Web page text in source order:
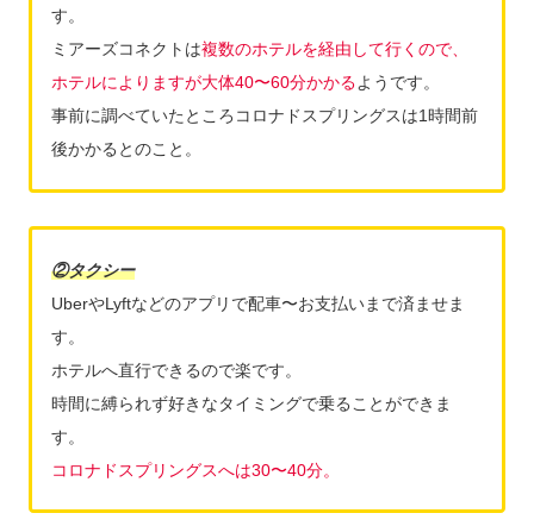
す。
ミアーズコネクトは複数のホテルを経由して行くので、
ホテルによりますが大体40〜60分かかるようです。
事前に調べていたところコロナドスプリングスは1時間前
後かかるとのこと。
②タクシー
UberやLyftなどのアプリで配車〜お支払いまで済ませま
す。
ホテルへ直行できるので楽です。
時間に縛られず好きなタイミングで乗ることができま
す。
コロナドスプリングスへは30〜40分。